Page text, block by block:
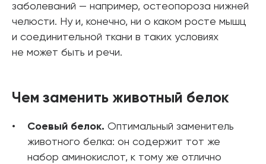
заболеваний — например, остеопороза нижней
челюсти. Ну и, конечно, ни о каком росте мышц
и соединительной ткани в таких условиях
не может быть и речи.
Чем заменить животный белок
Соевый белок. Оптимальный заменитель
животного белка: он содержит тот же
набор аминокислот, к тому же отлично